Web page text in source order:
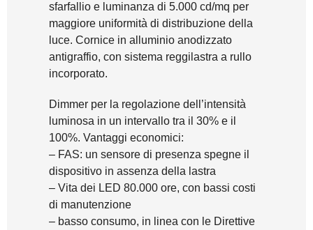
sfarfallio e luminanza di 5.000 cd/mq per
maggiore uniformità di distribuzione della
luce. Cornice in alluminio anodizzato
antigraffio, con sistema reggilastra a rullo
incorporato.
Dimmer per la regolazione dell’intensità
luminosa in un intervallo tra il 30% e il
100%. Vantaggi economici:
– FAS: un sensore di presenza spegne il
dispositivo in assenza della lastra
– Vita dei LED 80.000 ore, con bassi costi
di manutenzione
– basso consumo, in linea con le Direttive